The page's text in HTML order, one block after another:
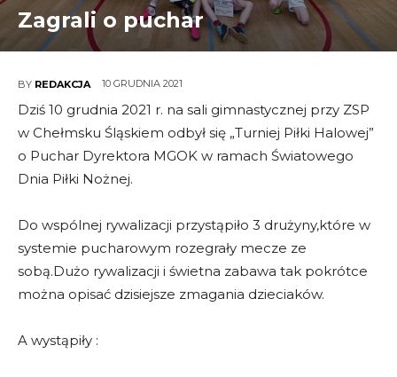
Zagrali o puchar
BY REDAKCJA 10 GRUDNIA 2021
Dziś 10 grudnia 2021 r. na sali gimnastycznej przy ZSP
w Chełmsku Śląskiem odbył się „Turniej Piłki Halowej”
o Puchar Dyrektora MGOK w ramach Światowego
Dnia Piłki Nożnej.
Do wspólnej rywalizacji przystąpiło 3 drużyny,które w
systemie pucharowym rozegrały mecze ze
sobą.Dużo rywalizacji i świetna zabawa tak pokrótce
można opisać dzisiejsze zmagania dzieciaków.
A wystąpiły :